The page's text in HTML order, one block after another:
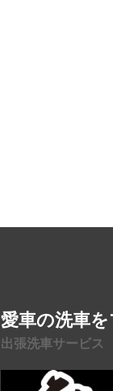
愛車の洗車
出張洗車サービス